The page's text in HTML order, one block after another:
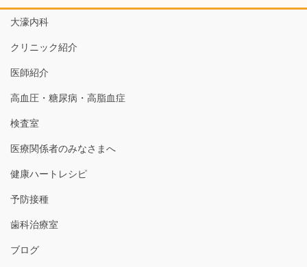
大濠内科
クリニック紹介
医師紹介
高血圧・糖尿病・高脂血症
検査室
医療関係者のみなさまへ
健康ハートレシピ
予防接種
歯科治療室
ブログ